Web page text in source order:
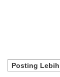
Posting